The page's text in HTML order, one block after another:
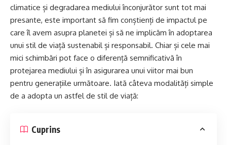
climatice și degradarea mediului înconjurător sunt tot mai
presante, este important să fim conștienți de impactul pe
care îl avem asupra planetei și să ne implicăm în adoptarea
unui stil de viață sustenabil și responsabil. Chiar și cele mai
mici schimbări pot face o diferență semnificativă în
protejarea mediului și în asigurarea unui viitor mai bun
pentru generațiile următoare. Iată câteva modalități simple
de a adopta un astfel de stil de viață:
Cuprins